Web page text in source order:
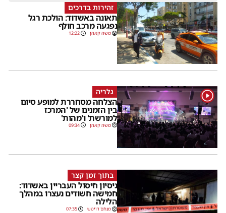
זהירות בדרכים
תאונה באשדוד: הולכת רגל
נפגעה מרכב חולף
משה קאהן 12:22
1 גלריה
הצלחה מסחררת למופע סיום
בין הזמנים של 'המרכז
למורשת' ו'מהות'
משה קאהן 09:34
בתוך זמן קצר
ניסיון חיסול העבריין באשדוד:
חמישה חשודים נעצרו במהלך
הלילה
מנחם דויטש 07:35